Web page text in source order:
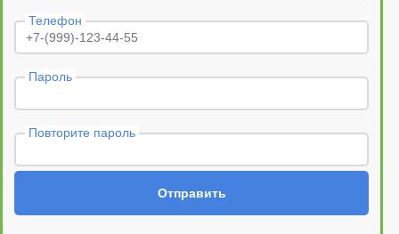
Телефон
Пароль
Повторите пароль
Отправить